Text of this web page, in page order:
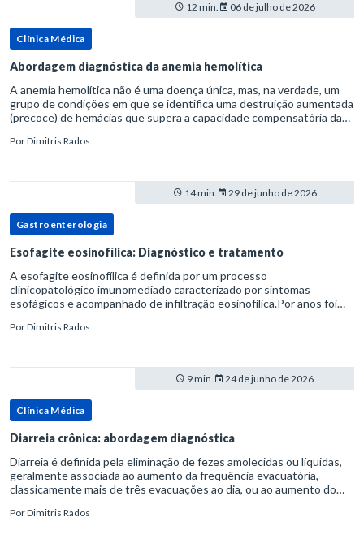
12 min. 06 de julho de 2026
Clínica Médica
Abordagem diagnóstica da anemia hemolítica
A anemia hemolítica não é uma doença única, mas, na verdade, um
grupo de condições em que se identifica uma destruição aumentada
(precoce) de hemácias que supera a capacidade compensatória da
PorDimitris Rados
14 min. 29 de junho de 2026
Gastroenterologia
Esofagite eosinofílica: Diagnóstico e tratamento
A esofagite eosinofílica é definida por um processo
clinicopatológico imunomediado caracterizado por sintomas
esofágicos e acompanhado de infiltração eosinofílica.Por anos foi
refluxo gastr
PorDimitris Rados
9 min. 24 de junho de 2026
Clínica Médica
Diarreia crônica: abordagem diagnóstica
Diarreia é definida pela eliminação de fezes amolecidas ou líquidas,
geralmente associada ao aumento da frequência evacuatória,
classicamente mais de três evacuações ao dia, ou ao aumento do
PorDimitris Rados